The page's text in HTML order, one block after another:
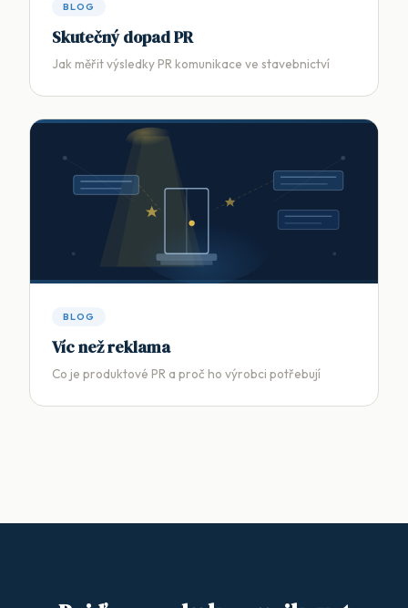
BLOG
Skutečný dopad PR
Jak měřit výsledky PR komunikace ve stavebnictví
BLOG
Víc než reklama
Co je produktové PR a proč ho výrobci potřebují